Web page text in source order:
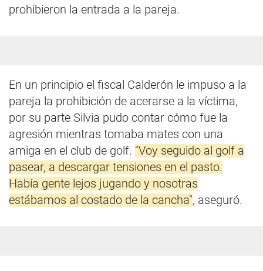
prohibieron la entrada a la pareja.
En un principio el fiscal Calderón le impuso a la
pareja la prohibición de acerarse a la víctima,
por su parte Silvia pudo contar cómo fue la
agresión mientras tomaba mates con una
amiga en el club de golf. "Voy seguido al golf a
pasear, a descargar tensiones en el pasto.
Había gente lejos jugando y nosotras
estábamos al costado de la cancha", aseguró.